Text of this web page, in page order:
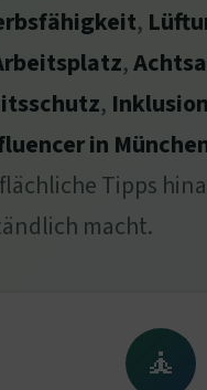
,
,
,
in
Tipps
macht.
🧘